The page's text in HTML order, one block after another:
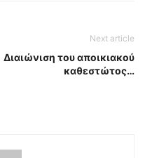
Next article
Διαιώνιση του αποικιακού
καθεστώτος…